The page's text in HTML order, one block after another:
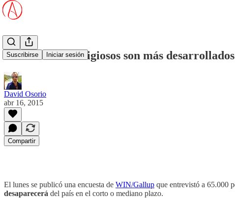
Suscribirse Iniciar sesión
Países menos religiosos son más desarrollados
David Osorio
abr 16, 2015
Compartir
El lunes se publicó una encuesta de WIN/Gallup que entrevistó a 65.000
desaparecerá del país en el corto o mediano plazo.